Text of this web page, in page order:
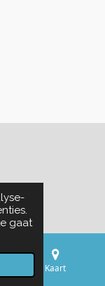
gaat
Kaart